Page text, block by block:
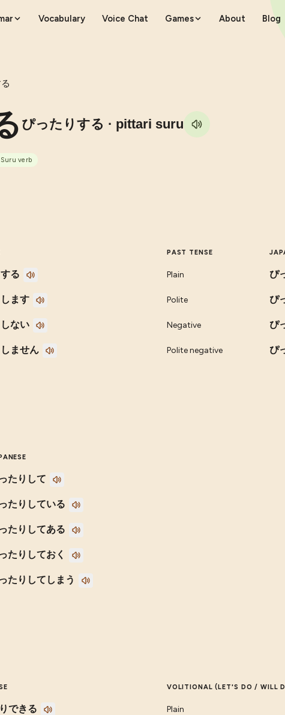
Vocabulary Voice Chat Games About Blog
ぴったりする · pittari suru
verb
る
ます
ない
ません
PAST TENSE
Plain ぴ
Polite ぴ
Negative ぴ
Polite negative ぴ
たりして
たりしている
たりしてある
たりしておく
たりしてしまう
できる
VOLITIONAL (LET'S DO / WILL
Plain